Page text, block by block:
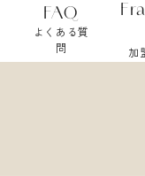
FAQ
よくある質
問
加